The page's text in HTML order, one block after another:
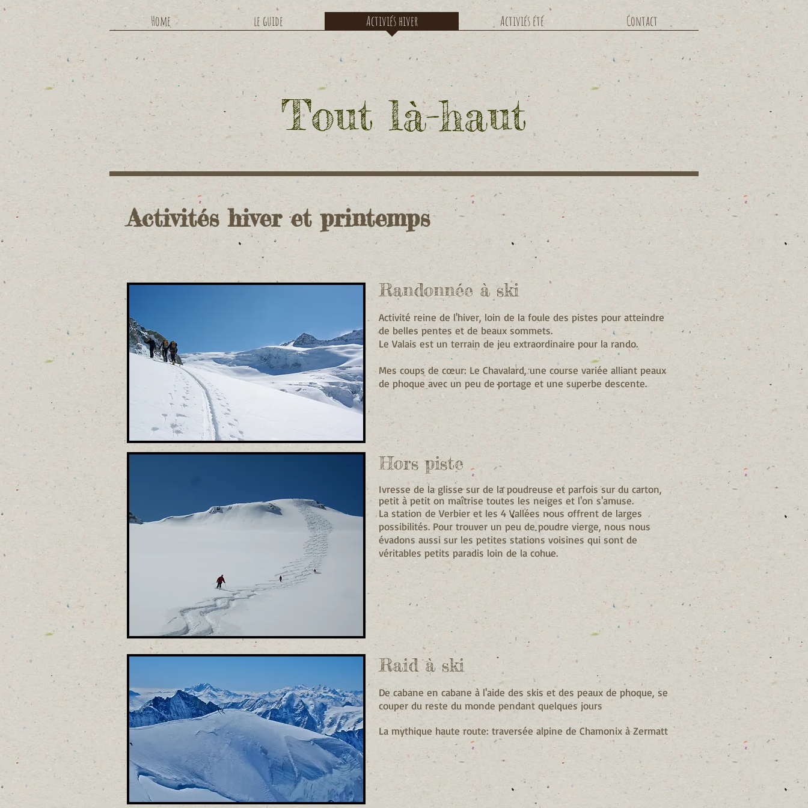
Home le guide Activiés hiver Activiés été Contact
Tout là-haut
Activités hiver et printemps
Randonnée à ski
Activité reine de l'hiver, loin de la foule des pistes pour atteindre
de belles pentes et de beaux sommets.
Le Valais est un terrain de jeu extraordinaire pour la rando.
Mes coups de cœur: Le Chavalard, une course variée alliant peaux
de phoque avec un peu de portage et une superbe descente.
Hors piste
Ivresse de la glisse sur de la poudreuse et parfois sur du carton,
petit à petit on maîtrise toutes les neiges et l'on s'amuse.
La station de Verbier et les 4 Vallées nous offrent de larges
possibilités. Pour trouver un peu de poudre vierge, nous nous
évadons aussi sur les petites stations voisines qui sont de
véritables petits paradis loin de la cohue.
Raid à ski
De cabane en cabane à l'aide des skis et des peaux de phoque, se
couper du reste du monde pendant quelques jours
La mythique haute route: traversée alpine de Chamonix à Zermatt